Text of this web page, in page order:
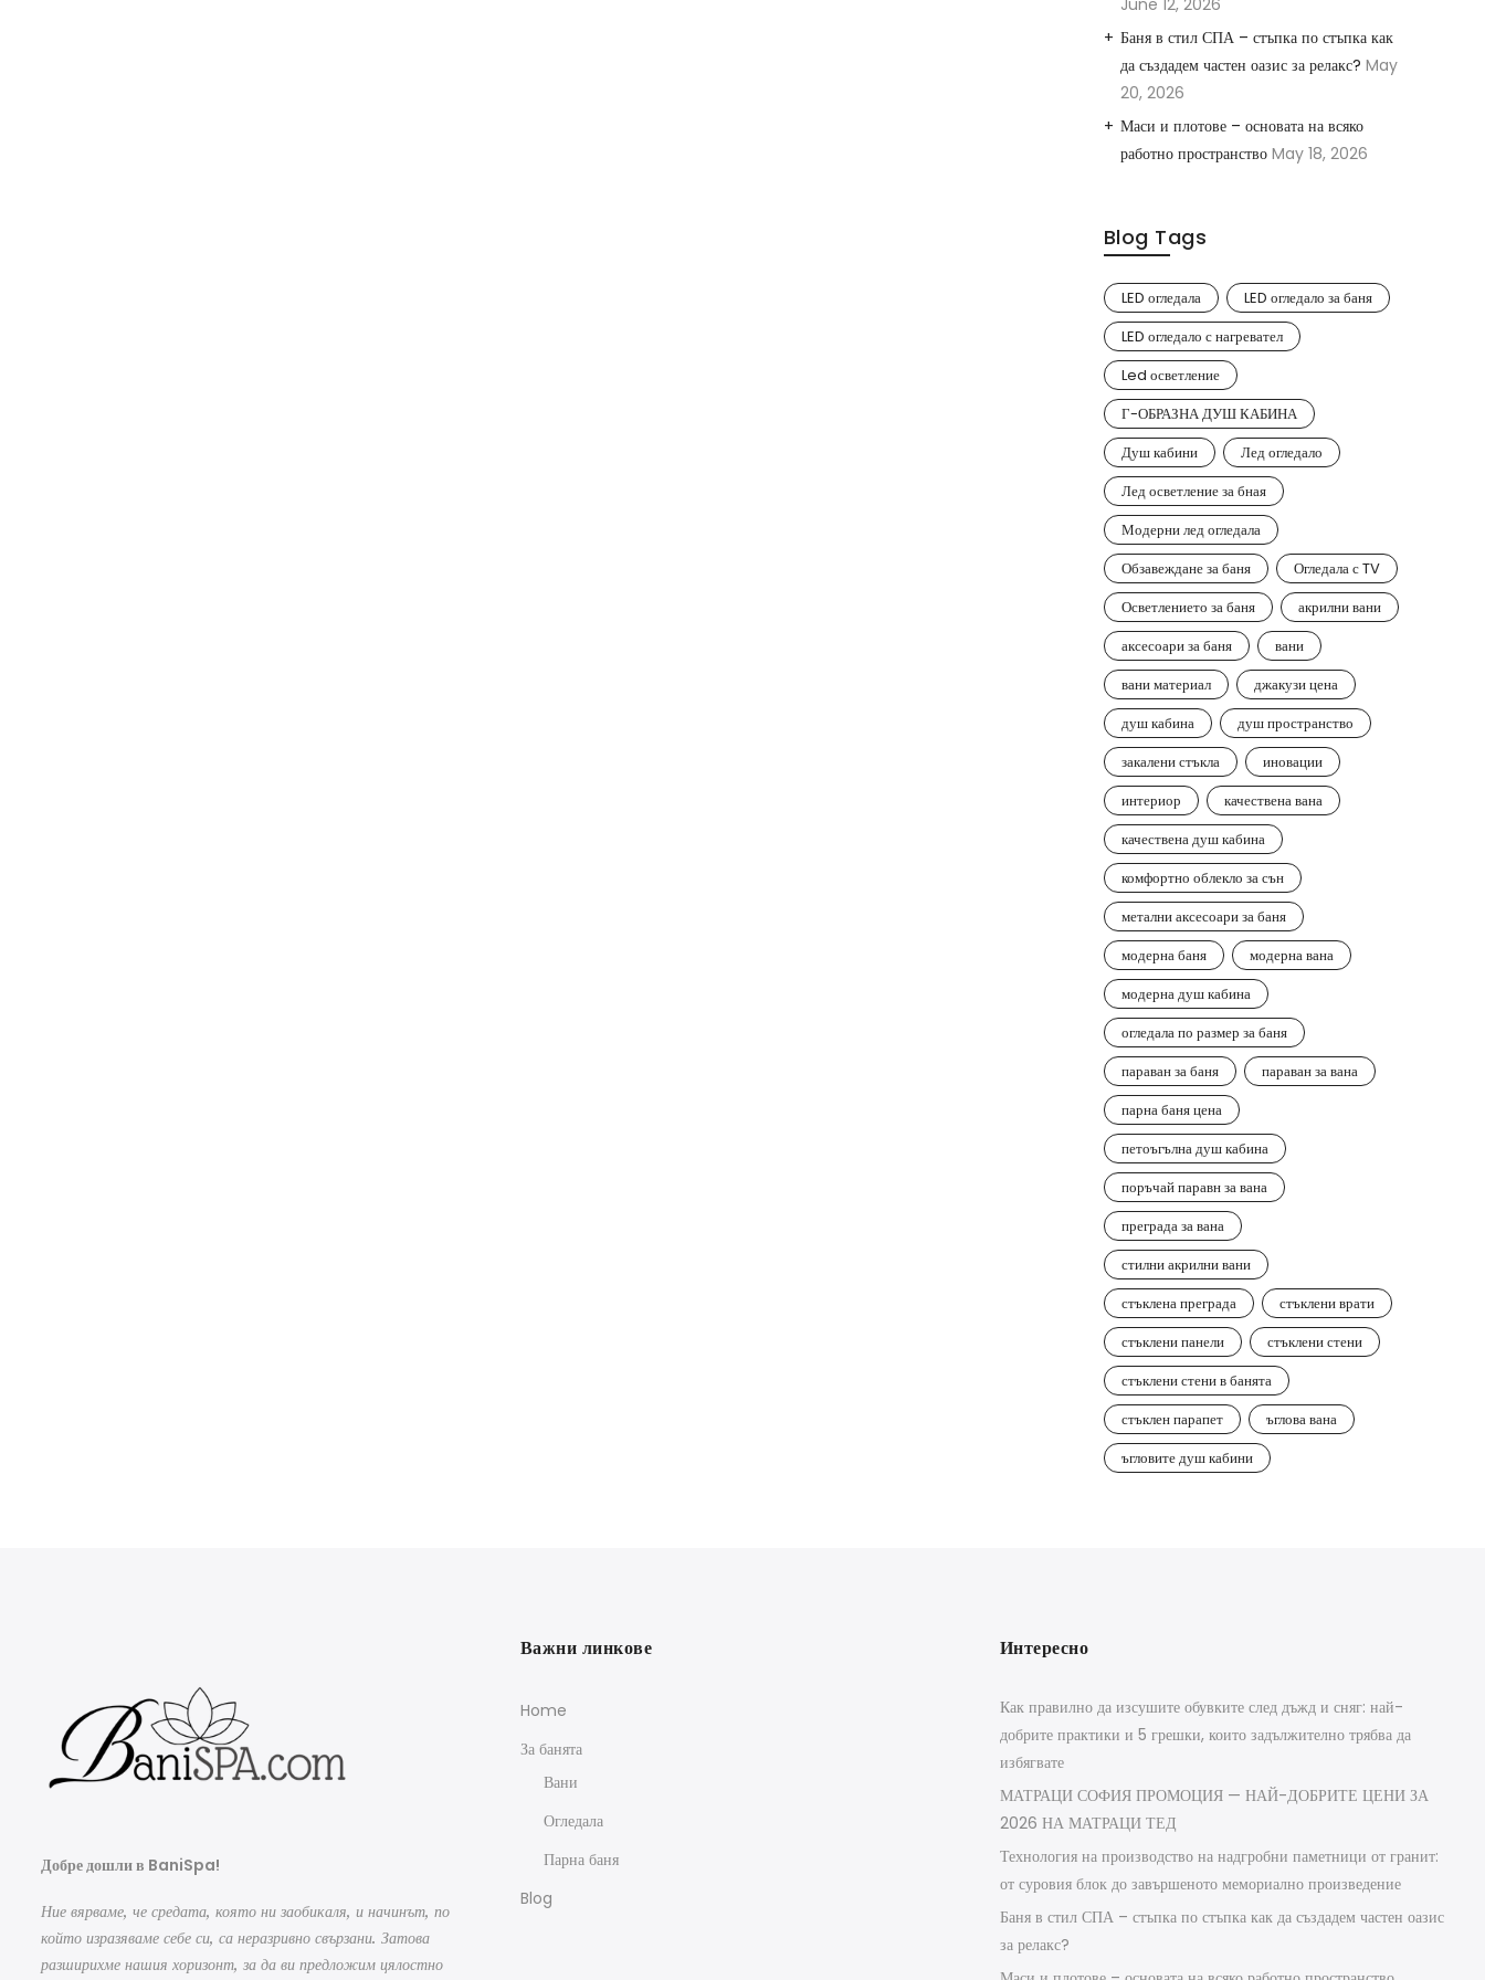
Баня в стил СПА – стъпка по стъпка как
да създадем частен оазис за релакс? May
20, 2026
Маси и плотове – основата на всяко
работно пространство May 18, 2026
Blog Tags
LED огледала
LED огледало за баня
LED огледало с нагревател
Led осветление
Г-ОБРАЗНА ДУШ КАБИНА
Душ кабини
Лед огледало
Лед осветление за бная
Модерни лед огледала
Обзавеждане за баня
Огледала с TV
Осветлението за баня
акрилни вани
аксесоари за баня
вани
вани материал
джакузи цена
душ кабина
душ пространство
закалени стъкла
иновации
интериор
качествена вана
качествена душ кабина
комфортно облекло за сън
метални аксесоари за баня
модерна баня
модерна вана
модерна душ кабина
огледала по размер за баня
параван за баня
параван за вана
парна баня цена
петоъгълна душ кабина
поръчай паравн за вана
преграда за вана
стилни акрилни вани
стъклена преграда
стъклени врати
стъклени панели
стъклени стени
стъклени стени в банята
стъклен парапет
ъглова вана
ъгловите душ кабини
Добре дошли в BaniSpa!
Ние вярваме, че средата, която ни заобикаля, и начинът, по
който изразяваме себе си, са неразривно свързани. Затова
разширихме нашия хоризонт, за да ви предложим цялостно
Важни линкове
Home
За банята
Вани
Огледала
Парна баня
Blog
Интересно
Как правилно да изсушите обувките след дъжд и сняг: най-
добрите практики и 5 грешки, които задължително трябва да
избягвате
МАТРАЦИ СОФИЯ ПРОМОЦИЯ — НАЙ-ДОБРИТЕ ЦЕНИ ЗА
2026 НА МАТРАЦИ ТЕД
Технология на производство на надгробни паметници от гранит:
от суровия блок до завършеното мемориално произведение
Баня в стил СПА – стъпка по стъпка как да създадем частен оазис
за релакс?